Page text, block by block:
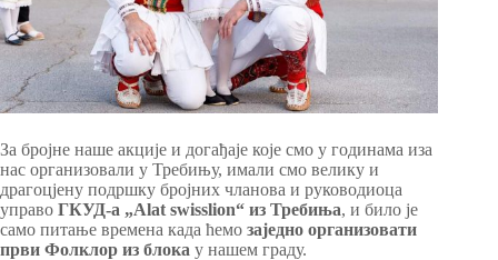
За бројне наше акције и догађаје које смо у годинама иза
нас организовали у Требињу, имали смо велику и
драгоцјену подршку бројних чланова и руководиоца
управо ГКУД-а „Alat swisslion“ из Требиња, и било је
само питање времена када ћемо заједно организовати
први Фолклор из блока у нашем граду.